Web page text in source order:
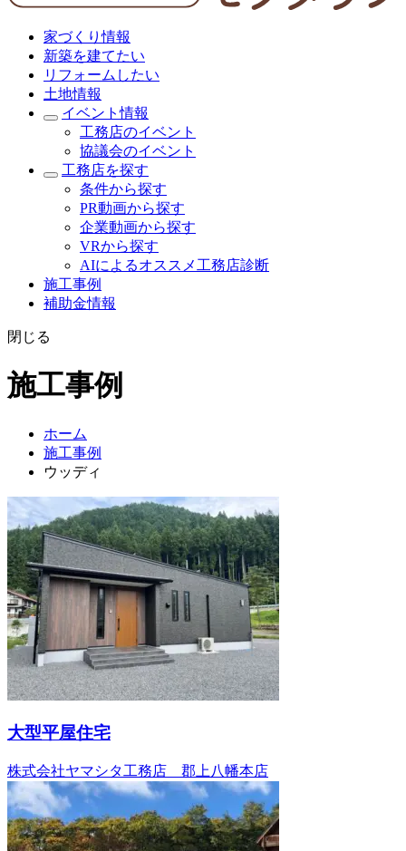
家づくり情報
新築を建てたい
リフォームしたい
土地情報
イベント情報
工務店のイベント
協議会のイベント
工務店を探す
条件から探す
PR動画から探す
企業動画から探す
VRから探す
AIによるオススメ工務店診断
施工事例
補助金情報
閉じる
施工事例
ホーム
施工事例
ウッディ
大型平屋住宅
株式会社ヤマシタ工務店 郡上八幡本店